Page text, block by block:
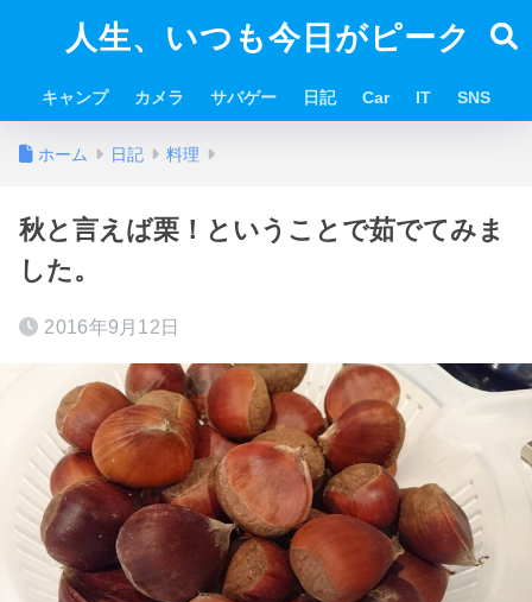
人生、いつも今日がピーク
キャンプ カメラ サバゲー 日記 Car IT SNS
ホーム 日記 料理
秋と言えば栗！ということで茹でてみま
した。
2016年9月12日